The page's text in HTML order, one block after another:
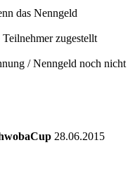
das Nenngeld
zugestellt
/ Nenngeld noch nicht
28.06.2015